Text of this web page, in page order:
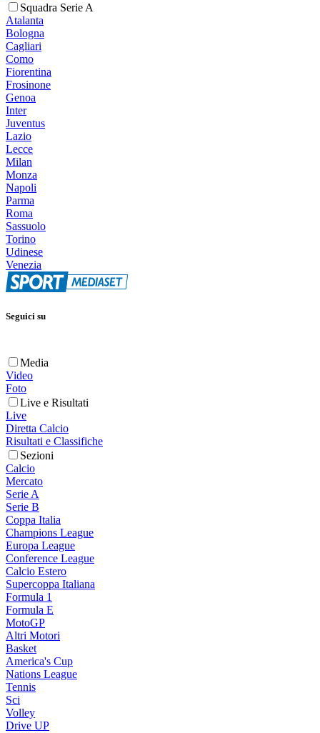
Squadra Serie A
Atalanta
Bologna
Cagliari
Como
Fiorentina
Frosinone
Genoa
Inter
Juventus
Lazio
Lecce
Milan
Monza
Napoli
Parma
Roma
Sassuolo
Torino
Udinese
Venezia
Seguici su
Media
Video
Foto
Live e Risultati
Live
Diretta Calcio
Risultati e Classifiche
Sezioni
Calcio
Mercato
Serie A
Serie B
Coppa Italia
Champions League
Europa League
Conference League
Calcio Estero
Supercoppa Italiana
Formula 1
Formula E
MotoGP
Altri Motori
Basket
America's Cup
Nations League
Tennis
Sci
Volley
Drive UP